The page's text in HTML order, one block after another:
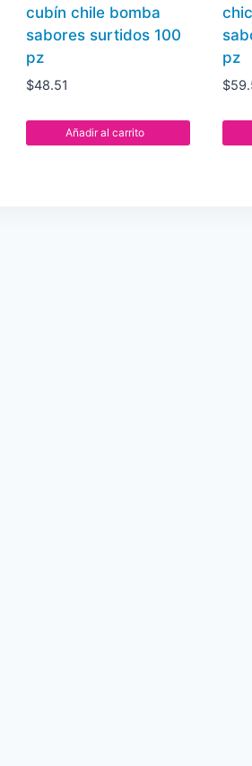
cubín chile bomba
sabores surtidos 100
pz
$48.51
Añadir al carrito
pz
$